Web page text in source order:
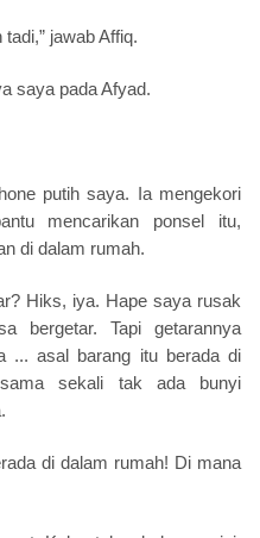
jawab Affiq.
saya pada Afyad.
putih saya. Ia mengekori
mencarikan ponsel itu,
di dalam rumah.
Hiks, iya. Hape saya rusak
bergetar. Tapi getarannya
... asal barang itu berada di
sekali tak ada bunyi
di dalam rumah! Di mana